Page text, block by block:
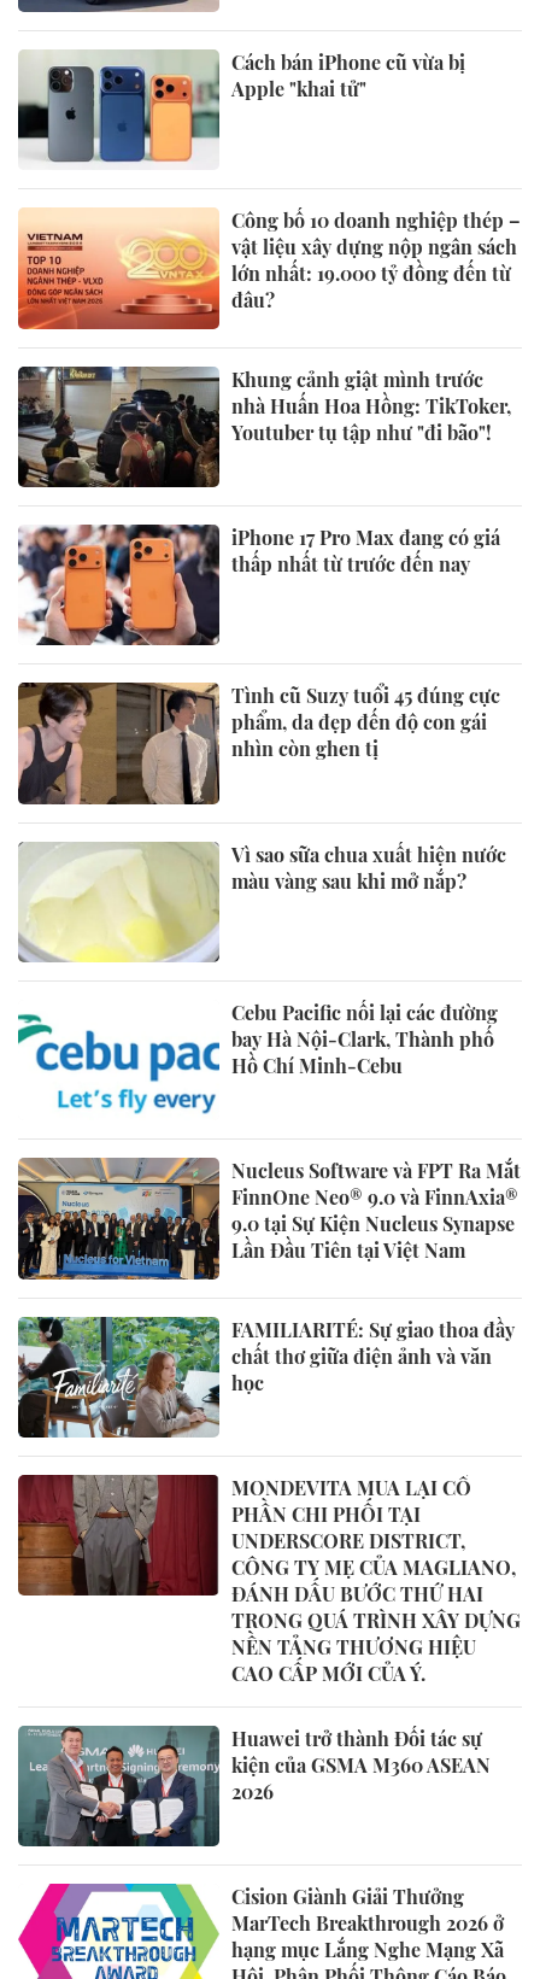
Cách bán iPhone cũ vừa bị
Apple "khai tử"
Công bố 10 doanh nghiệp thép –
vật liệu xây dựng nộp ngân sách
lớn nhất: 19.000 tỷ đồng đến từ
đâu?
Khung cảnh giật mình trước
nhà Huấn Hoa Hồng: TikToker,
Youtuber tụ tập như "đi bão"!
iPhone 17 Pro Max đang có giá
thấp nhất từ trước đến nay
Tình cũ Suzy tuổi 45 đúng cực
phẩm, da đẹp đến độ con gái
nhìn còn ghen tị
Vì sao sữa chua xuất hiện nước
màu vàng sau khi mở nắp?
Cebu Pacific nối lại các đường
bay Hà Nội-Clark, Thành phố
Hồ Chí Minh-Cebu
Nucleus Software và FPT Ra Mắt
FinnOne Neo® 9.0 và FinnAxia®
9.0 tại Sự Kiện Nucleus Synapse
Lần Đầu Tiên tại Việt Nam
FAMILIARITÉ: Sự giao thoa đầy
chất thơ giữa điện ảnh và văn
học
MONDEVITA MUA LẠI CỔ
PHẦN CHI PHỐI TẠI
UNDERSCORE DISTRICT,
CÔNG TY MẸ CỦA MAGLIANO,
ĐÁNH DẤU BƯỚC THỨ HAI
TRONG QUÁ TRÌNH XÂY DỰNG
NỀN TẢNG THƯƠNG HIỆU
CAO CẤP MỚI CỦA Ý.
Huawei trở thành Đối tác sự
kiện của GSMA M360 ASEAN
2026
Cision Giành Giải Thưởng
MarTech Breakthrough 2026 ở
hạng mục Lắng Nghe Mạng Xã